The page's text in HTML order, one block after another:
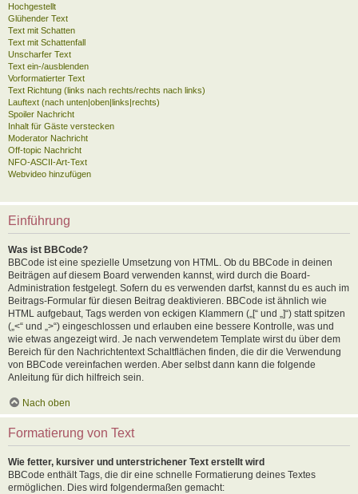
Hochgestellt
Glühender Text
Text mit Schatten
Text mit Schattenfall
Unscharfer Text
Text ein-/ausblenden
Vorformatierter Text
Text Richtung (links nach rechts/rechts nach links)
Lauftext (nach unten|oben|links|rechts)
Spoiler Nachricht
Inhalt für Gäste verstecken
Moderator Nachricht
Off-topic Nachricht
NFO-ASCII-Art-Text
Webvideo hinzufügen
Einführung
Was ist BBCode?
BBCode ist eine spezielle Umsetzung von HTML. Ob du BBCode in deinen
Beiträgen auf diesem Board verwenden kannst, wird durch die Board-
Administration festgelegt. Sofern du es verwenden darfst, kannst du es auch im
Beitrags-Formular für diesen Beitrag deaktivieren. BBCode ist ähnlich wie
HTML aufgebaut, Tags werden von eckigen Klammern („[“ und „]“) statt spitzen
(„<“ und „>“) eingeschlossen und erlauben eine bessere Kontrolle, was und
wie etwas angezeigt wird. Je nach verwendetem Template wirst du über dem
Bereich für den Nachrichtentext Schaltflächen finden, die dir die Verwendung
von BBCode vereinfachen werden. Aber selbst dann kann die folgende
Anleitung für dich hilfreich sein.
Nach oben
Formatierung von Text
Wie fetter, kursiver und unterstrichener Text erstellt wird
BBCode enthält Tags, die dir eine schnelle Formatierung deines Textes
ermöglichen. Dies wird folgendermaßen gemacht: